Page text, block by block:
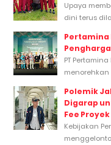
Upaya
dini terus
Pertamina
PT
menorehkan
Polemik
Digarap
Fee Proyek
Kebijakan